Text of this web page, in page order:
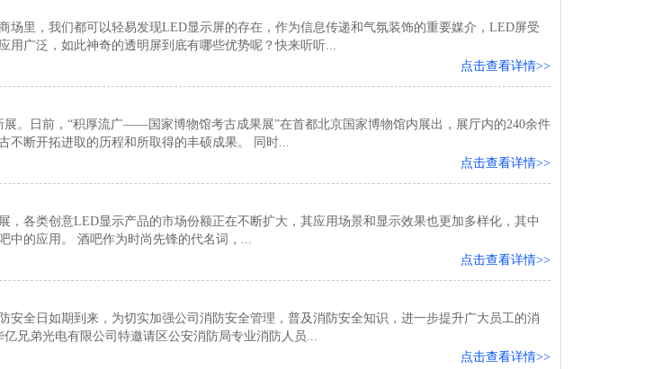
场里，我们都可以轻易发现LED显示屏的存在，作为信息传递和气氛装饰的重要媒介，LED屏受
用广泛，如此神奇的透明屏到底有哪些优势呢？快来听听...
点击查看详情>>
展。日前，“积厚流广——国家博物馆考古成果展”在首都北京国家博物馆内展出，展厅内的240余件
不断开拓进取的历程和所取得的丰硕成果。 同时...
点击查看详情>>
，各类创意LED显示产品的市场份额正在不断扩大，其应用场景和显示效果也更加多样化，其中
中的应用。 酒吧作为时尚先锋的代名词，...
点击查看详情>>
安全日如期到来，为切实加强公司消防安全管理，普及消防安全知识，进一步提升广大员工的消
亿兄弟光电有限公司特邀请区公安消防局专业消防人员...
点击查看详情>>